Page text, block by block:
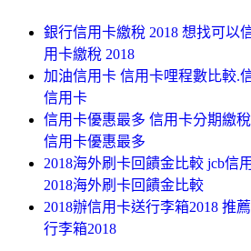
銀行信用卡繳稅 2018 想找可以
用卡繳稅 2018
加油信用卡 信用卡哩程數比較.
信用卡
信用卡優惠最多 信用卡分期繳
信用卡優惠最多
2018海外刷卡回饋金比較 jcb信
2018海外刷卡回饋金比較
2018辦信用卡送行李箱2018 推
行李箱2018